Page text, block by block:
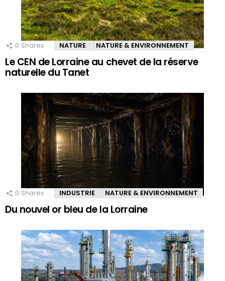
0 Shares NATURE NATURE & ENVIRONNEMENT
Le CEN de Lorraine au chevet de la réserve
naturelle du Tanet
0 Shares INDUSTRIE NATURE & ENVIRONNEMENT
Du nouvel or bleu de la Lorraine